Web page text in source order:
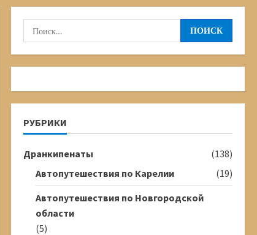
Найти:
РУБРИКИ
Дранкипенаты
(138)
Автопутешествия по Карелии
(19)
Автопутешествия по Новгородской
области
(5)